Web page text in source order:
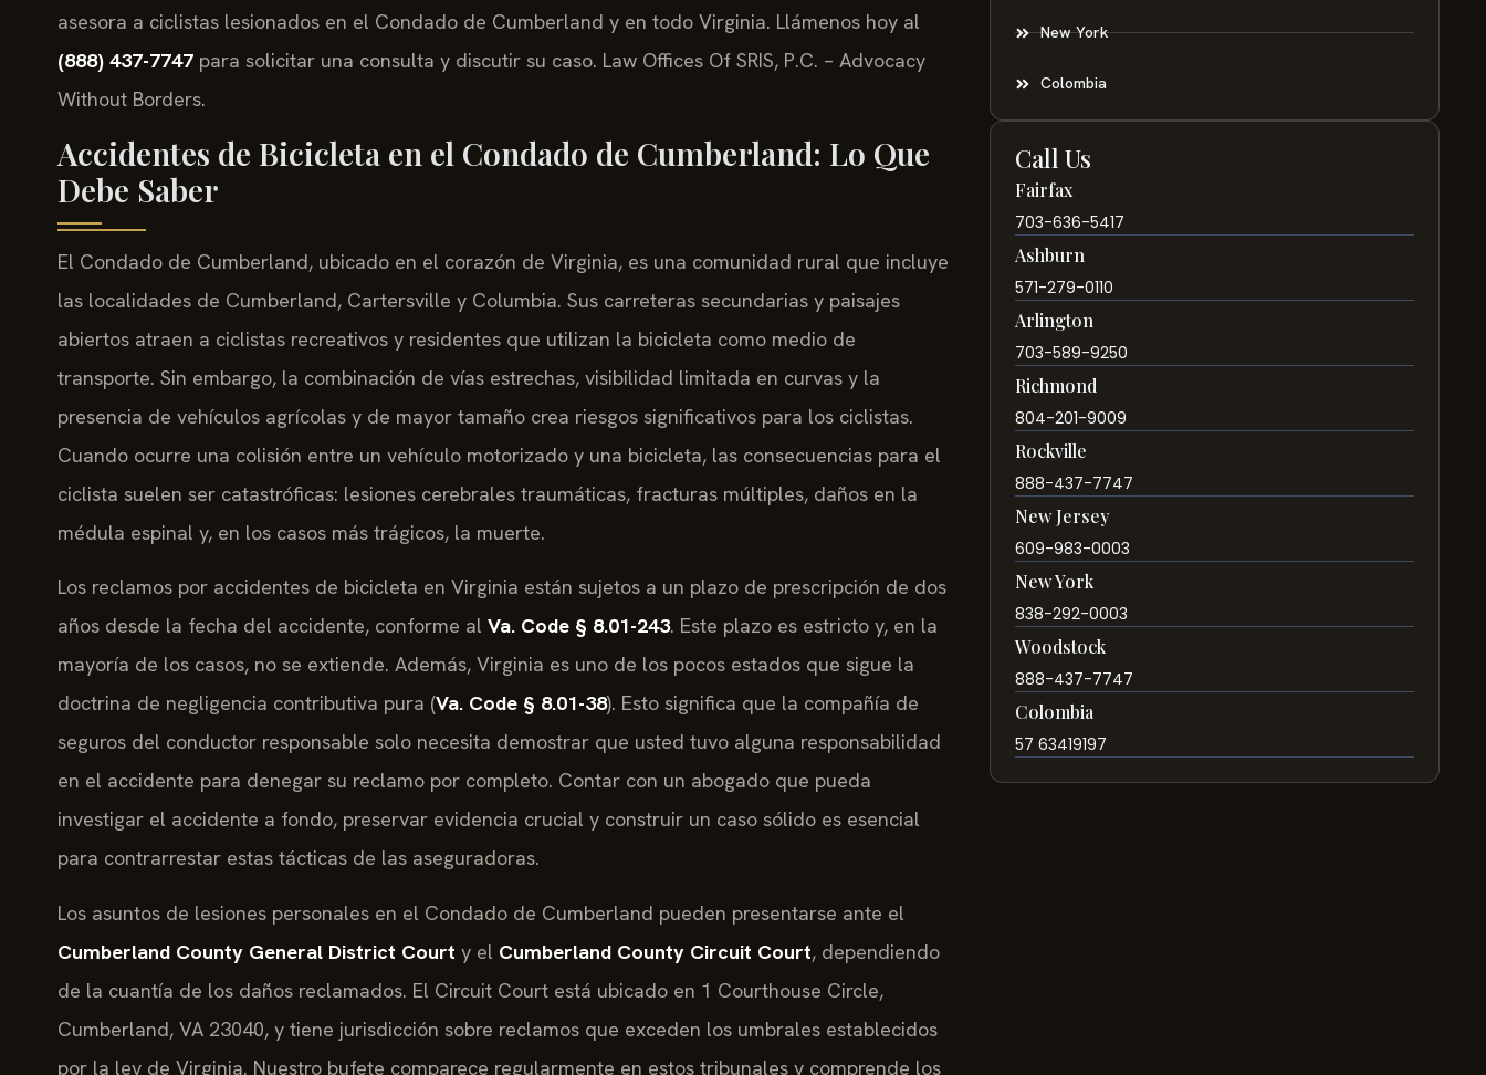
asesora a ciclistas lesionados en el Condado de Cumberland y en todo Virginia. Llámenos hoy al
(888) 437-7747 para solicitar una consulta y discutir su caso. Law Offices Of SRIS, P.C. – Advocacy
Without Borders.
Accidentes de Bicicleta en el Condado de Cumberland: Lo Que
Debe Saber
El Condado de Cumberland, ubicado en el corazón de Virginia, es una comunidad rural que incluye
las localidades de Cumberland, Cartersville y Columbia. Sus carreteras secundarias y paisajes
abiertos atraen a ciclistas recreativos y residentes que utilizan la bicicleta como medio de
transporte. Sin embargo, la combinación de vías estrechas, visibilidad limitada en curvas y la
presencia de vehículos agrícolas y de mayor tamaño crea riesgos significativos para los ciclistas.
Cuando ocurre una colisión entre un vehículo motorizado y una bicicleta, las consecuencias para el
ciclista suelen ser catastróficas: lesiones cerebrales traumáticas, fracturas múltiples, daños en la
médula espinal y, en los casos más trágicos, la muerte.
Los reclamos por accidentes de bicicleta en Virginia están sujetos a un plazo de prescripción de dos
años desde la fecha del accidente, conforme al Va. Code § 8.01-243. Este plazo es estricto y, en la
mayoría de los casos, no se extiende. Además, Virginia es uno de los pocos estados que sigue la
doctrina de negligencia contributiva pura (Va. Code § 8.01-38). Esto significa que la compañía de
seguros del conductor responsable solo necesita demostrar que usted tuvo alguna responsabilidad
en el accidente para denegar su reclamo por completo. Contar con un abogado que pueda
investigar el accidente a fondo, preservar evidencia crucial y construir un caso sólido es esencial
para contrarrestar estas tácticas de las aseguradoras.
Los asuntos de lesiones personales en el Condado de Cumberland pueden presentarse ante el
Cumberland County General District Court y el Cumberland County Circuit Court, dependiendo
de la cuantía de los daños reclamados. El Circuit Court está ubicado en 1 Courthouse Circle,
Cumberland, VA 23040, y tiene jurisdicción sobre reclamos que exceden los umbrales establecidos
por la ley de Virginia. Nuestro bufete comparece regularmente en estos tribunales y comprende los
New York
Colombia
Call Us
Fairfax
703-636-5417
Ashburn
571-279-0110
Arlington
703-589-9250
Richmond
804-201-9009
Rockville
888-437-7747
New Jersey
609-983-0003
New York
838-292-0003
Woodstock
888-437-7747
Colombia
57 63419197